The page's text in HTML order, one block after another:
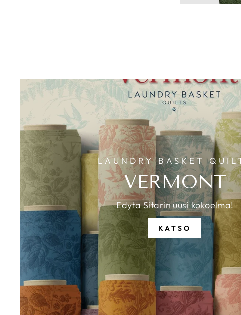
LAUNDRY BASKET
VERMONT
Edyta Sitarin uusi kokoelma!
KATSO